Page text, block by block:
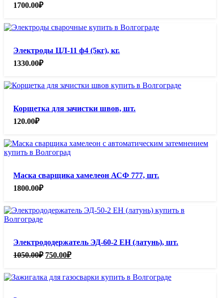
1700.00₽
Электроды ЦЛ-11 ф4 (5кг), кг.
1330.00₽
Корщетка для зачистки швов, шт.
120.00₽
Маска сварщика хамелеон АСФ 777, шт.
1800.00₽
Электрододержатель ЭД-60-2 ЕН (латунь), шт.
1050.00₽ Первоначальная
1050.00₽.
750.00₽Текущая